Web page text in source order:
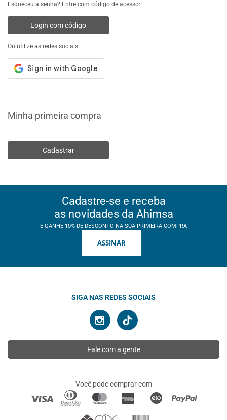
Esqueceu a senha? Entre com código de acesso:
Login com código
Ou utilize as redes sociais:
Minha primeira compra
Cadastrar
Cadastre-se e receba
as novidades da Ahimsa
E GANHE 10% DE DESCONTO NA SUA PRIMEIRA COMPRA
ASSINAR
SIGA NAS REDES SOCIAIS
Fale com a gente
Você pode comprar com